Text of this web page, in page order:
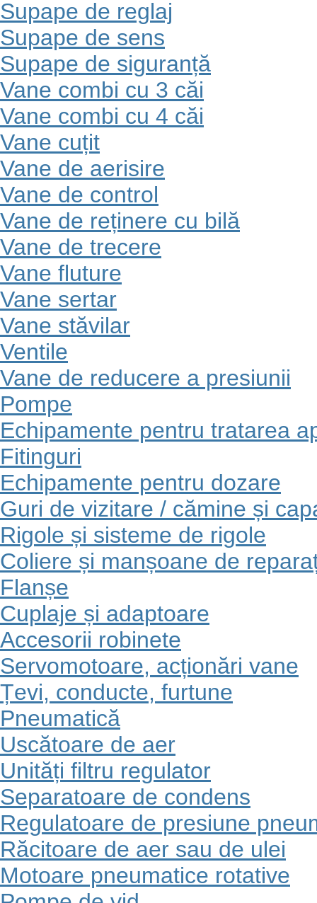
Supape de reglaj
Supape de sens
Supape de siguranță
Vane combi cu 3 căi
Vane combi cu 4 căi
Vane cuțit
Vane de aerisire
Vane de control
Vane de reținere cu bilă
Vane de trecere
Vane fluture
Vane sertar
Vane stăvilar
Ventile
Vane de reducere a presiunii
Pompe
Echipamente pentru tratarea
Fitinguri
Echipamente pentru dozare
Guri de vizitare / cămine și
Rigole și sisteme de rigole
Coliere și manșoane de
Flanșe
Cuplaje și adaptoare
Accesorii robinete
Servomotoare, acționări vane
Țevi, conducte, furtune
Pneumatică
Uscătoare de aer
Unități filtru regulator
Separatoare de condens
Regulatoare de presiune
Răcitoare de aer sau de ulei
Motoare pneumatice rotative